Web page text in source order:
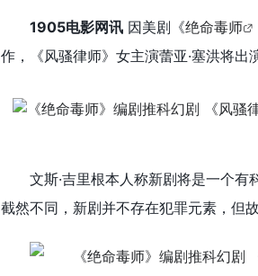
1905电影网讯 因美剧《绝命毒师
作，《风骚律师》女主演蕾亚·塞洪将出
文斯·吉里根本人称新剧将是一个有
截然不同，新剧并不存在犯罪元素，但